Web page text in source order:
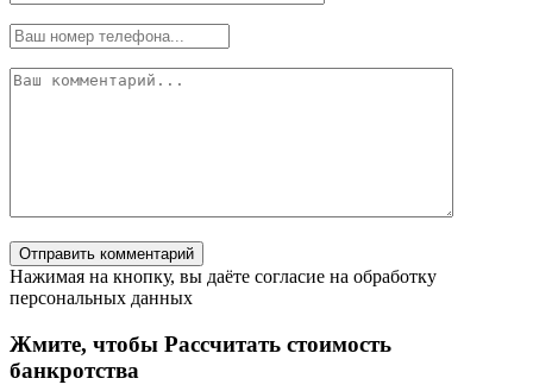
Нажимая на кнопку, вы даёте согласие на обработку
персональных данных
Жмите, чтобы Рассчитать стоимость
банкротства